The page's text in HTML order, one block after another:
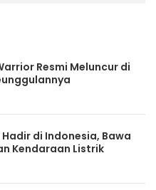
Resmi Meluncur di
Hadir di Indonesia, Bawa
Kendaraan Listrik